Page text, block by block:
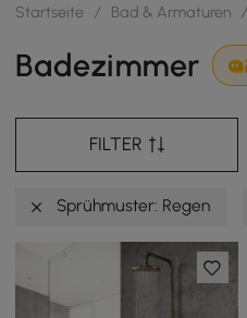
Startseite / Bad & Armaturen /
Badezimmer
FILTER
Sprühmuster: Regen